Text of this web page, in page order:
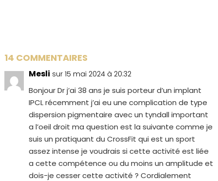
14 COMMENTAIRES
Mesli sur 15 mai 2024 à 20:32
Bonjour Dr j’ai 38 ans je suis porteur d’un implant
IPCL récemment j’ai eu une complication de type
dispersion pigmentaire avec un tyndall important
a l’oeil droit ma question est la suivante comme je
suis un pratiquant du CrossFit qui est un sport
assez intense je voudrais si cette activité est liée
a cette compétence ou du moins un amplitude et
dois-je cesser cette activité ? Cordialement